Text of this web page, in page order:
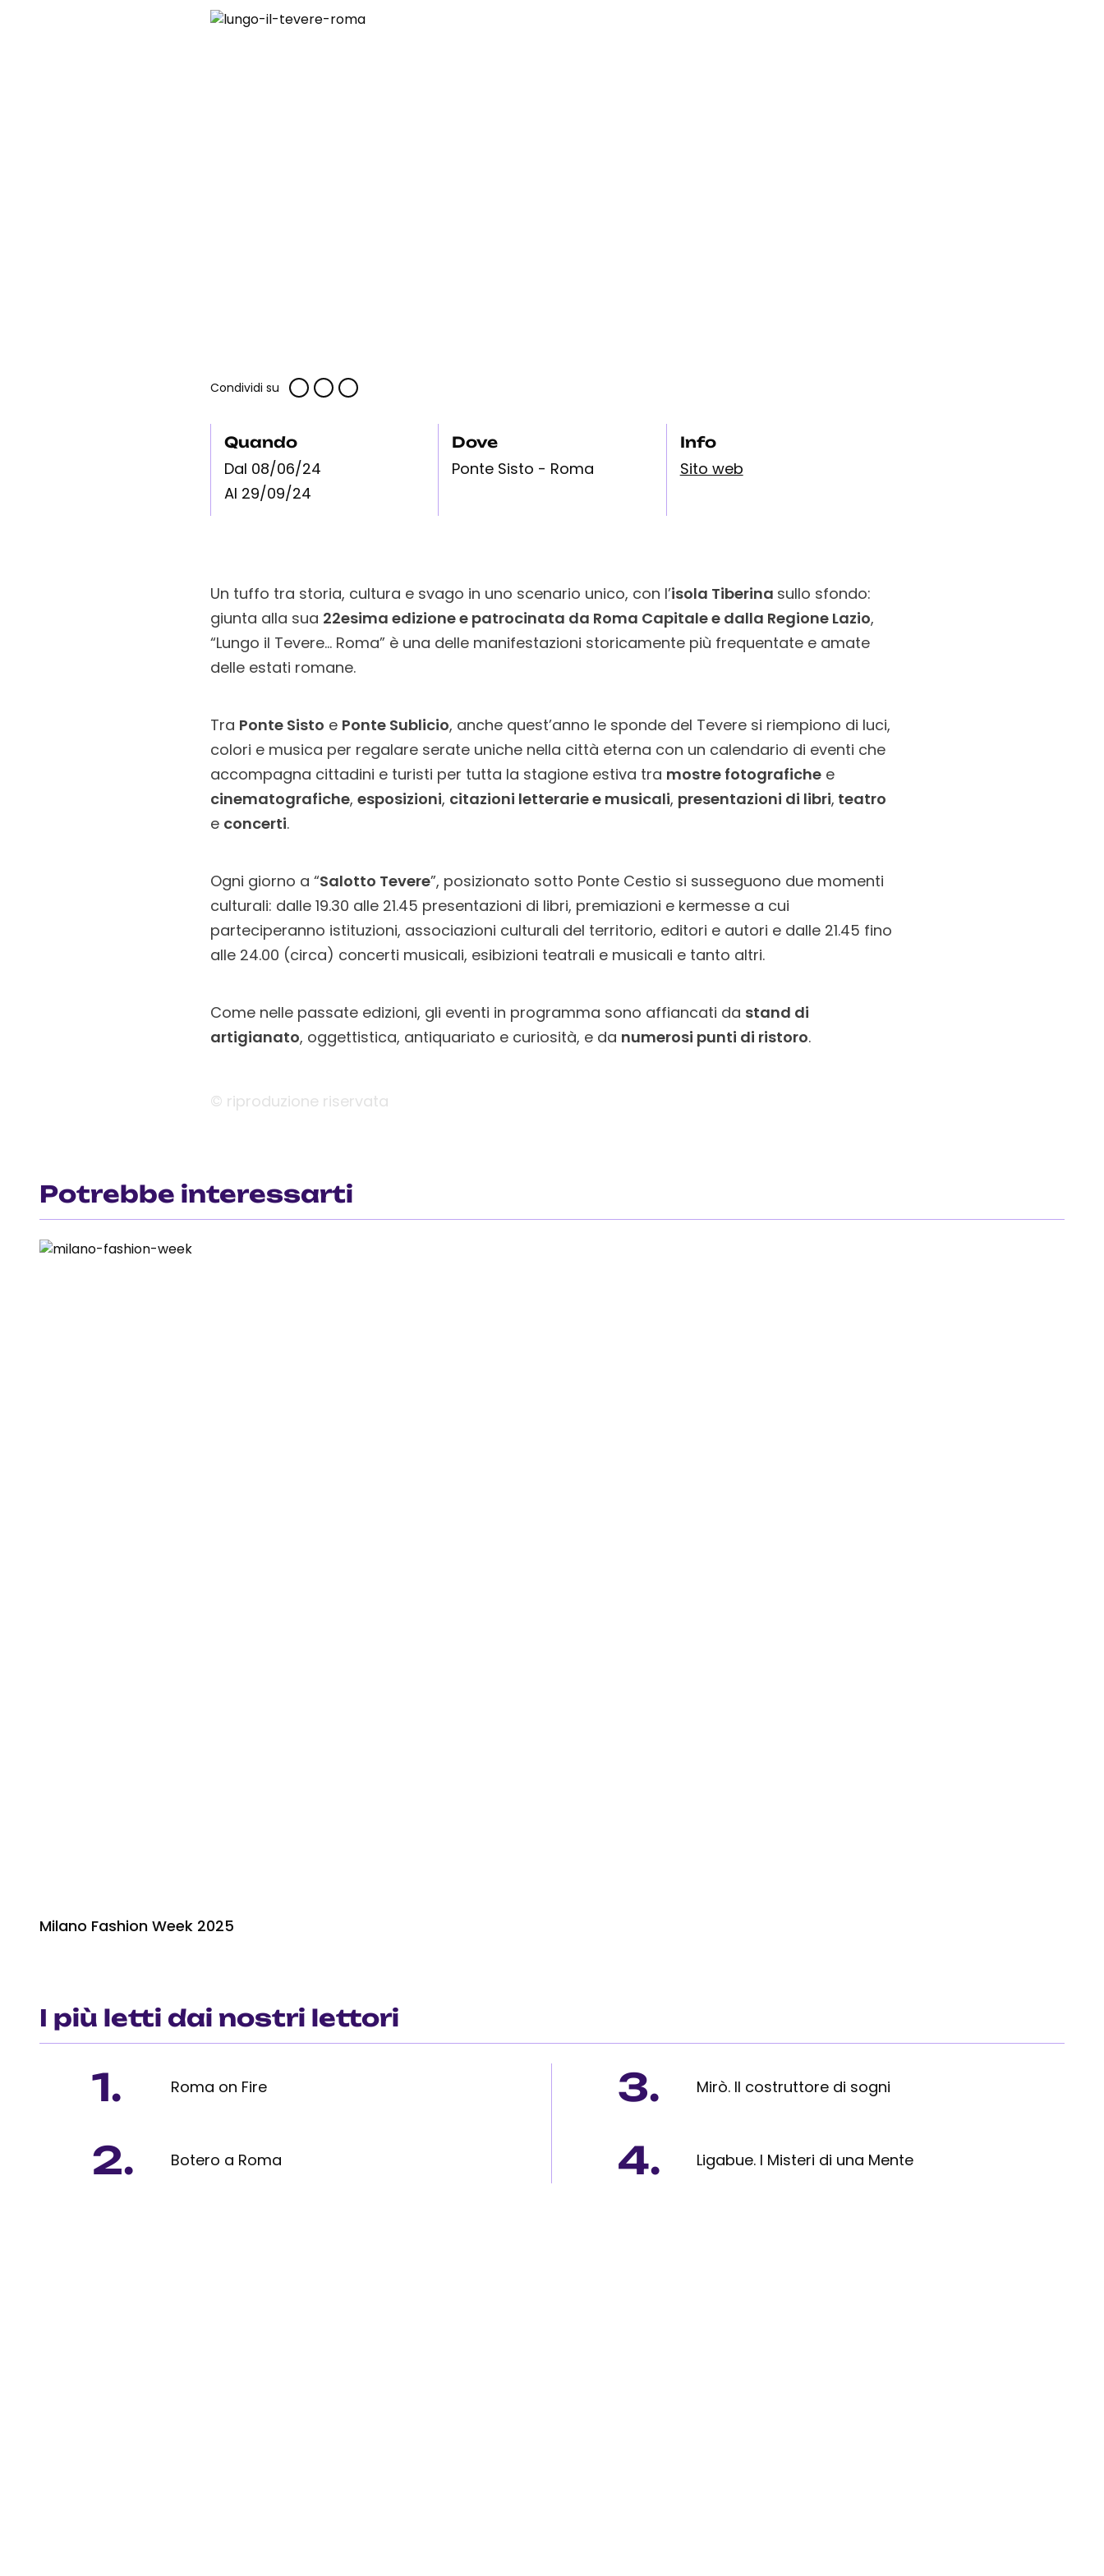
Condividi su
Quando
Dal 08/06/24
Al 29/09/24
Dove
Ponte Sisto - Roma
Info
Sito web
Un tuffo tra storia, cultura e svago in uno scenario unico, con l’isola Tiberina sullo sfondo:
giunta alla sua 22esima edizione e patrocinata da Roma Capitale e dalla Regione Lazio,
“Lungo il Tevere… Roma” è una delle manifestazioni storicamente più frequentate e amate
delle estati romane.
Tra Ponte Sisto e Ponte Sublicio, anche quest’anno le sponde del Tevere si riempiono di luci,
colori e musica per regalare serate uniche nella città eterna con un calendario di eventi che
accompagna cittadini e turisti per tutta la stagione estiva tra mostre fotografiche e
cinematografiche, esposizioni, citazioni letterarie e musicali, presentazioni di libri, teatro
e concerti.
Ogni giorno a “Salotto Tevere”, posizionato sotto Ponte Cestio si susseguono due momenti
culturali: dalle 19.30 alle 21.45 presentazioni di libri, premiazioni e kermesse a cui
parteciperanno istituzioni, associazioni culturali del territorio, editori e autori e dalle 21.45 fino
alle 24.00 (circa) concerti musicali, esibizioni teatrali e musicali e tanto altri.
Come nelle passate edizioni, gli eventi in programma sono affiancati da stand di
artigianato, oggettistica, antiquariato e curiosità, e da numerosi punti di ristoro.
© riproduzione riservata
Potrebbe interessarti
Milano Fashion Week 2025
I più letti dai nostri lettori
1. Roma on Fire
2. Botero a Roma
3. Mirò. Il costruttore di sogni
4. Ligabue. I Misteri di una Mente